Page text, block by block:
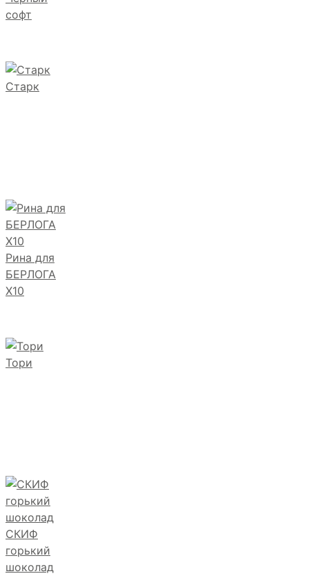
софт
Старк
Рина для
БЕРЛОГА
Х10
Тори
СКИФ
горький
шоколад